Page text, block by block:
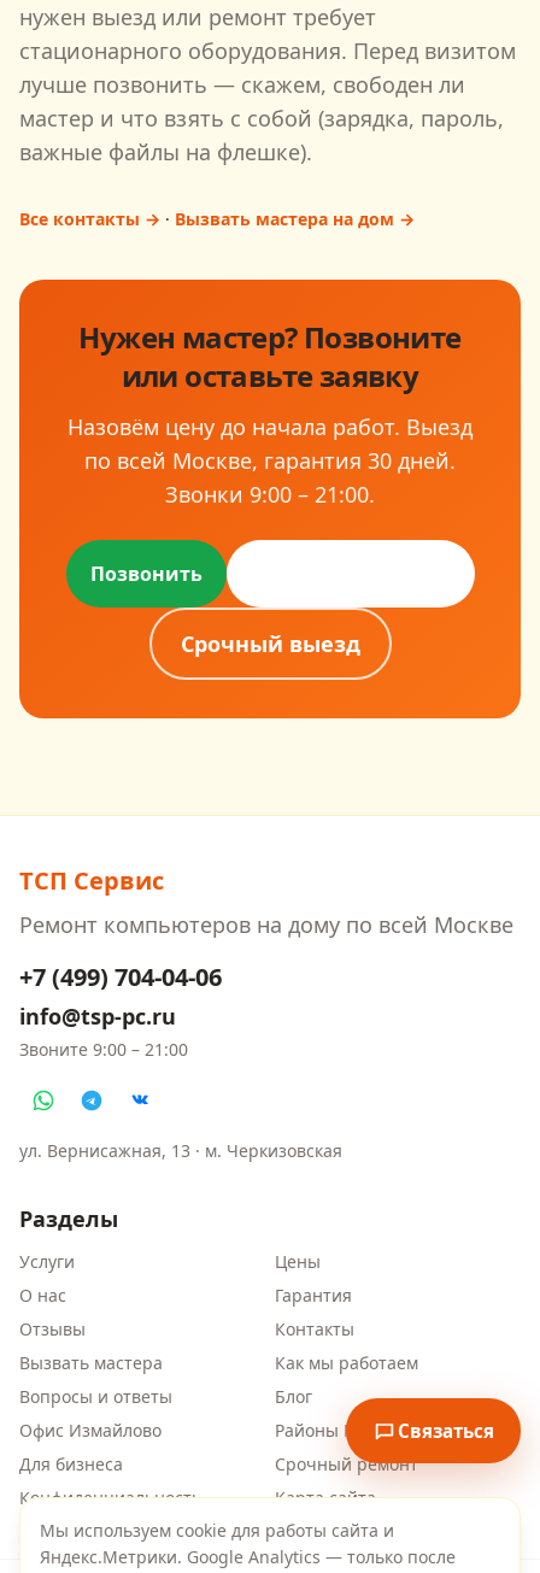
нужен выезд или ремонт требует
стационарного оборудования. Перед визитом
лучше позвонить — скажем, свободен ли
мастер и что взять с собой (зарядка, пароль,
важные файлы на флешке).
Все контакты → · Вызвать мастера на дом →
Нужен мастер? Позвоните
или оставьте заявку
Назовём цену до начала работ. Выезд
по всей Москве, гарантия 30 дней.
Звонки 9:00 – 21:00.
Позвонить
Срочный выезд
ТСП Сервис
Ремонт компьютеров на дому по всей Москве
+7 (499) 704-04-06
info@tsp-pc.ru
Звоните 9:00 – 21:00
ул. Вернисажная, 13 · м. Черкизовская
Разделы
Услуги
Цены
О нас
Гарантия
Отзывы
Контакты
Вызвать мастера
Как мы работаем
Вопросы и ответы
Блог
Офис Измайлово
Районы Москвы
Для бизнеса
Срочный ремонт
Конфиденциальность
Карта сайта
Мы используем cookie для работы сайта и
Яндекс.Метрики. Google Analytics — только после
Связаться